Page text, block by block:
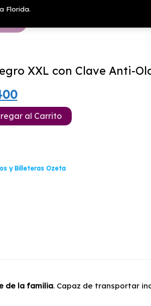
Florida.
XXL con Clave Anti-
El
precio
$49.400.
al Carrito
y Billeteras Ozeta
de la familia. Capaz de transportar